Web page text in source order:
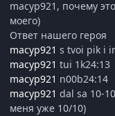
macyp921, почему
моего)
Ответ нашего героя
macyp921 s tvoi pik i
macyp921 tui 1k24:13
macyp921 n00b24:14
macyp921 dal sa 10-
меня уже 10/10)